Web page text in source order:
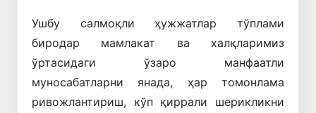
Ушбу салмоқли ҳужжатлар тўплами
биродар мамлакат ва халқларимиз
ўртасидаги ўзаро манфаатли
муносабатларни янада, ҳар томонлама
ривожлантириш, кўп қиррали шерикликни